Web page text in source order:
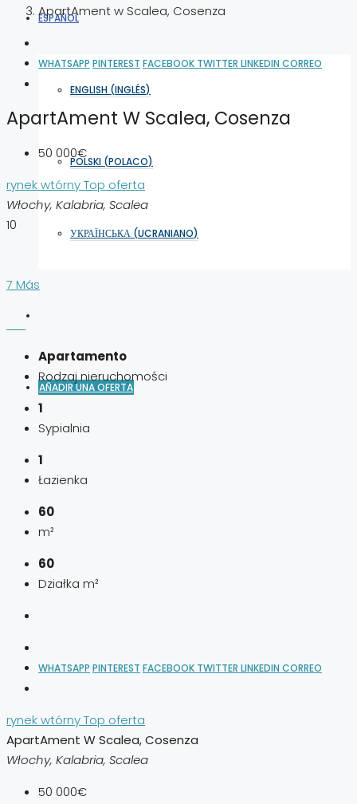
ESPAÑOL
ENGLISH (INGLÉS)
POLSKI (POLACO)
УКРАЇНСЬКА (UCRANIANO)
AÑADIR UNA OFERTA
ApartAment w Scalea, Cosenza
WHATSAPP PINTEREST FACEBOOK TWITTER LINKEDIN CORREO
ApartAment W Scalea, Cosenza
50 000€
rynek wtórnyTop oferta
Włochy, Kalabria, Scalea
10
7 Más
Apartamento
Rodzaj nieruchomości
1
Sypialnia
1
Łazienka
60
m²
60
Działka m²
WHATSAPP PINTEREST FACEBOOK TWITTER LINKEDIN CORREO
rynek wtórnyTop oferta
ApartAment W Scalea, Cosenza
Włochy, Kalabria, Scalea
50 000€